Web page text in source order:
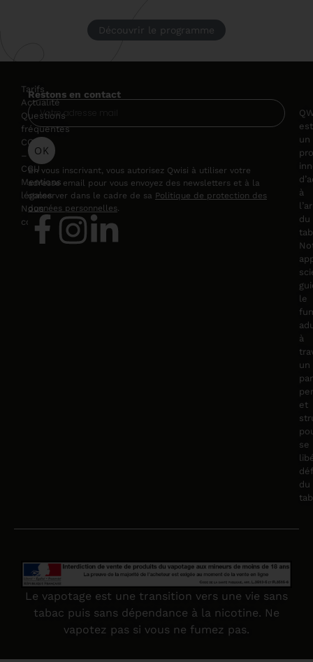
Découvrir le programme
est
un
à
du
le
à
un
et
se
du
Tarifs
Actualité
Questions
fréquentes
CGV
–
CGU
Mentions
légales
Nous
contacter
Restons en contact
OK
En vous inscrivant, vous autorisez Qwisi à utiliser votre
adresse email pour vous envoyez des newsletters et à la
conserver dans le cadre de sa Politique de protection des
données personnelles.
Le vapotage est une transition vers une vie sans
tabac puis sans dépendance à la nicotine. Ne
vapotez pas si vous ne fumez pas.